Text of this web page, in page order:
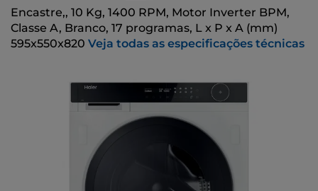
Encastre,, 10 Kg, 1400 RPM, Motor Inverter BPM,
Classe A, Branco, 17 programas, L x P x A (mm)
595x550x820 Veja todas as especificações técnicas